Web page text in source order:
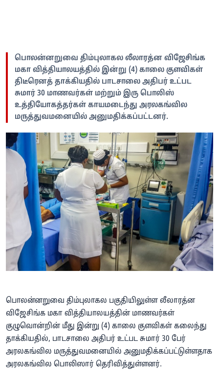
பொலன்னறுவை திம்புலாகல லீலாரத்ன விஜேசிங்க
மகா வித்தியாலயத்தில் இன்று (4) காலை குளவிகள்
திடீரெனத் தாக்கியதில் பாடசாலை அதிபர் உட்பட
சுமார் 30 மாணவர்கள் மற்றும் இரு பொலிஸ்
உத்தியோகத்தர்கள் காயமடைந்து அரலகங்வில
மருத்துவமனையில் அனுமதிக்கப்பட்டனர்.
பொலன்னறுவை திம்புலாகல பகுதியிலுள்ள லீலாரத்ன
விஜேசிங்க மகா வித்தியாலயத்தின் மாணவர்கள்
குழுவொன்றின் மீது இன்று (4) காலை குளவிகள் கலைந்து
தாக்கியதில், பாடசாலை அதிபர் உட்பட சுமார் 30 பேர்
அரலகங்வில மருத்துவமனையில் அனுமதிக்கப்பட்டுள்ளதாக
அரலகங்வில பொலிஸார் தெரிவித்துள்ளனர்.